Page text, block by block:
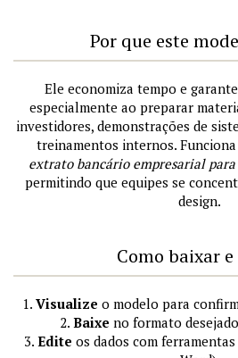
Por que este
Ele economiza tempo e
especialmente ao preparar
investidores, demonstrações de
treinamentos internos.
extrato bancário empresarial
permitindo que equipes se
design.
Como baixar e
1. Visualize o modelo para
2. Baixe no formato
3. Edite os dados com